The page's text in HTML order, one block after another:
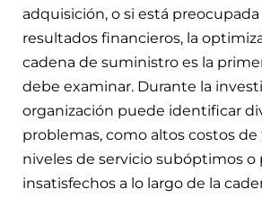
adquisición, o si está
resultados financieros, la
cadena de suministro es la
debe examinar. Durante la
organización puede identificar
problemas, como altos costos
niveles de servicio subóptimos o
insatisfechos a lo largo de la